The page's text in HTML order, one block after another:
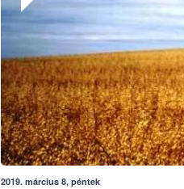
2019. március 8, péntek